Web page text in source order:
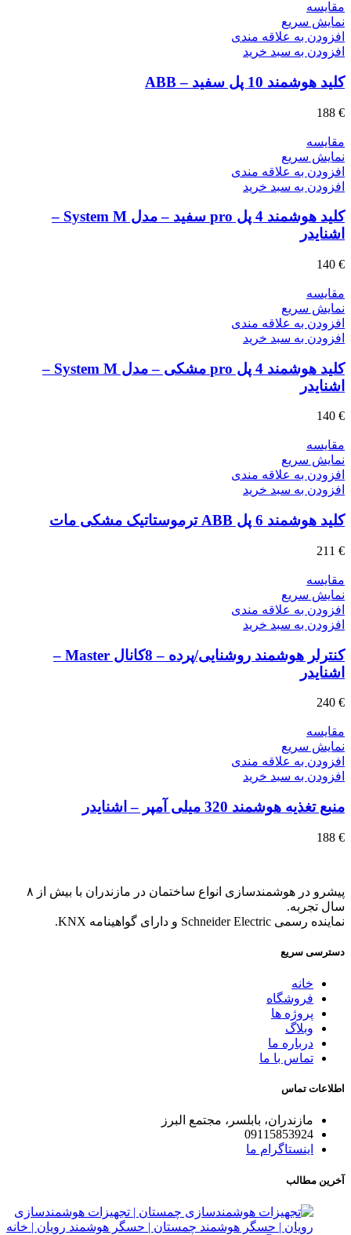
مقايسه
نمایش سریع
افزودن به علاقه مندی
افزودن به سبد خرید
کلید هوشمند 10 پل سفید – ABB
188 €
مقايسه
نمایش سریع
افزودن به علاقه مندی
افزودن به سبد خرید
کلید هوشمند 4 پل pro سفید – مدل System M –
اشنایدر
140 €
مقايسه
نمایش سریع
افزودن به علاقه مندی
افزودن به سبد خرید
کلید هوشمند 4 پل pro مشکی – مدل System M –
اشنایدر
140 €
مقايسه
نمایش سریع
افزودن به علاقه مندی
افزودن به سبد خرید
کلید هوشمند 6 پل ABB ترموستاتیک مشکی مات
211 €
مقايسه
نمایش سریع
افزودن به علاقه مندی
افزودن به سبد خرید
کنترلر هوشمند روشنایی/پرده – 8کانال Master –
اشنایدر
240 €
مقايسه
نمایش سریع
افزودن به علاقه مندی
افزودن به سبد خرید
منبع تغذیه هوشمند 320 میلی آمپر – اشنایدر
188 €
پیشرو در هوشمندسازی انواع ساختمان در مازندران با بیش از ۸
سال تجربه.
نماینده رسمی Schneider Electric و دارای گواهینامه KNX.
دسترسی سریع
خانه
فروشگاه
پروژه ها
وبلاگ
درباره ما
تماس با ما
اطلاعات تماس
مازندران، بابلسر، مجتمع البرز
09115853924
اینستاگرام ما
آخرین مطالب